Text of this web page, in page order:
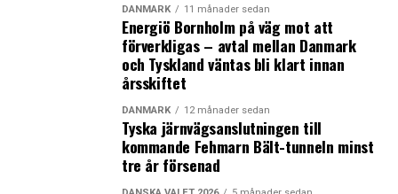
De övriga partierna i det röda blocket har framfört olika
krav för att ge deras stöd till statsministerposten.
Socialistisk Folkeparti vill att regeringen ska bestå av
fler partier och har krävt ändringar av socialpolitiken.
Radikale Venstre, som är ett socialliberalt parti, har lagt
fram tre övergripande krav till Mette Frederiksen bland
annat att invandringspolitiken bryter med den
inriktningen som förts under senaste mandatperioden
och som Socialdemokratiet till stor del stödjer. Även
DANMARK 11 månader sedan
Energiö Bornholm på väg mot att
förverkligas – avtal mellan Danmark
och Tyskland väntas bli klart innan
årsskiftet
DANMARK 12 månader sedan
Tyska järnvägsanslutningen till
kommande Fehmarn Bält-tunneln minst
tre år försenad